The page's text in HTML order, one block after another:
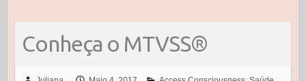
Conheça o MTVSS®